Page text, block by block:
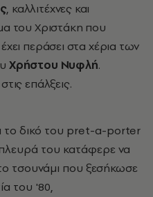
, καλλιτέχνες και
του Χριστάκη που
περάσει στα χέρια των
Χρήστου Νυφλή.
επάλξεις.
του κατάφερε να
τσουνάμι που ξεσήκωσε
του '80,